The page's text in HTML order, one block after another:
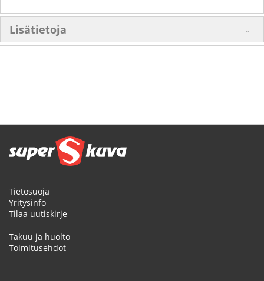
Lisätietoja
Tietosuoja
Yritysinfo
Tilaa uutiskirje
Takuu ja huolto
Toimitusehdot